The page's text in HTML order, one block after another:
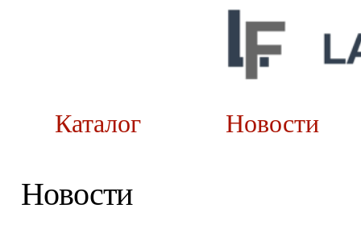
Каталог
Новости